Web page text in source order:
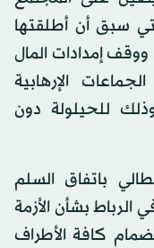
سبق أن أطلقتها
إمدادات المال
الإرهابية
وذلك للحيلولة دون
باتفاق السلم
الرباط بشأن الأزمة
كافة الأطراف